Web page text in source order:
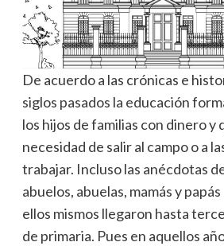
De acuerdo a las crónicas e
siglos pasados la educación
los hijos de familias con dinero y
necesidad de salir al campo o a
trabajar. Incluso las anécdotas
abuelos, abuelas, mamás y
ellos mismos llegaron hasta
de primaria. Pues en aquellos